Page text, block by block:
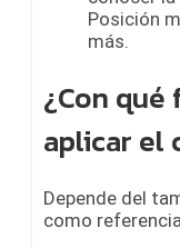
Posición
más.
¿Con
aplicar el
Depende del
como